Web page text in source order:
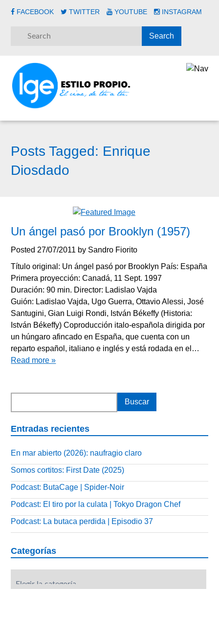
FACEBOOK TWITTER YOUTUBE INSTAGRAM
Posts Tagged: Enrique
Diosdado
Un ángel pasó por Brooklyn (1957)
Posted 27/07/2011 by Sandro Fiorito
Título original: Un ángel pasó por Brooklyn País: España
Primera proyección: Canadá, 11 Sept. 1997
Duración: 90 min. Director: Ladislao Vajda
Guión: Ladislao Vajda, Ugo Guerra, Ottavio Alessi, José
Santugini, Gian Luigi Rondi, István Békeffy (Historia:
István Békeffy) Coproducción italo-española dirigida por
un húngaro afincado en España, que cuenta con un
reparto español, italiano e inglés y está rodada en el…
Read more »
Entradas recientes
En mar abierto (2026): naufragio claro
Somos cortitos: First Date (2025)
Podcast: ButaCage | Spider-Noir
Podcast: El tiro por la culata | Tokyo Dragon Chef
Podcast: La butaca perdida | Episodio 37
Categorías